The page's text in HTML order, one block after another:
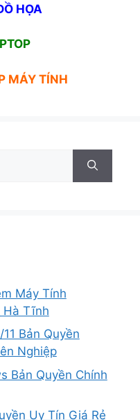
HỌA
MÁY TÍNH
Máy Tính
Hà Tĩnh
Bản Quyền
Nghiệp
Bản Quyền Chính
Uy Tín Giá Rẻ